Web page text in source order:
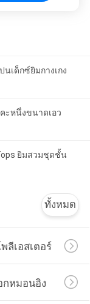
นเด็กซ์ยิมกางเกง
คะหนึ่งขนาดเอว
ยิมสวมชุดชั้น
ทั้งหมด
ลีเอสเตอร์
หมอนอิง